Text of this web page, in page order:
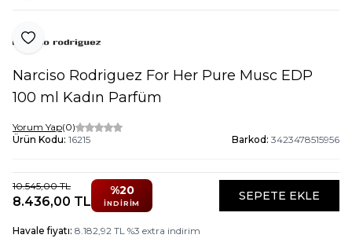
Favoriye Ekle
Narciso Rodriguez For Her Pure Musc EDP
100 ml Kadın Parfüm
Yorum Yap(0)
Ürün Kodu: 16215 Barkod: 3423478515956
10.545,00TL
8.436,00 TL
%20
İNDIRIM
SEPETE EKLE
Havale fiyatı: 8.182,92 TL %3 extra indirim